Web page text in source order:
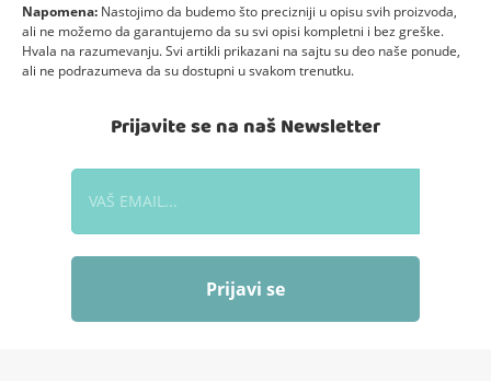
Napomena: Nastojimo da budemo što precizniji u opisu svih proizvoda,
ali ne možemo da garantujemo da su svi opisi kompletni i bez greške.
Hvala na razumevanju. Svi artikli prikazani na sajtu su deo naše ponude,
ali ne podrazumeva da su dostupni u svakom trenutku.
Prijavite se na naš Newsletter
Prijavi se